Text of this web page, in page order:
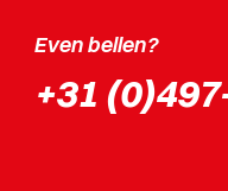
Even bellen?
+31